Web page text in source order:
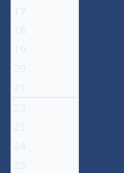
17
18
19
20
21
22
23
24
25